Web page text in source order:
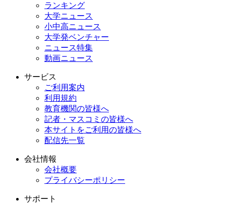
ランキング
大学ニュース
小中高ニュース
大学発ベンチャー
ニュース特集
動画ニュース
サービス
ご利用案内
利用規約
教育機関の皆様へ
記者・マスコミの皆様へ
本サイトをご利用の皆様へ
配信先一覧
会社情報
会社概要
プライバシーポリシー
サポート